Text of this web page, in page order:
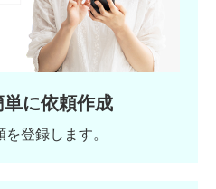
単に依頼作成
登録します。